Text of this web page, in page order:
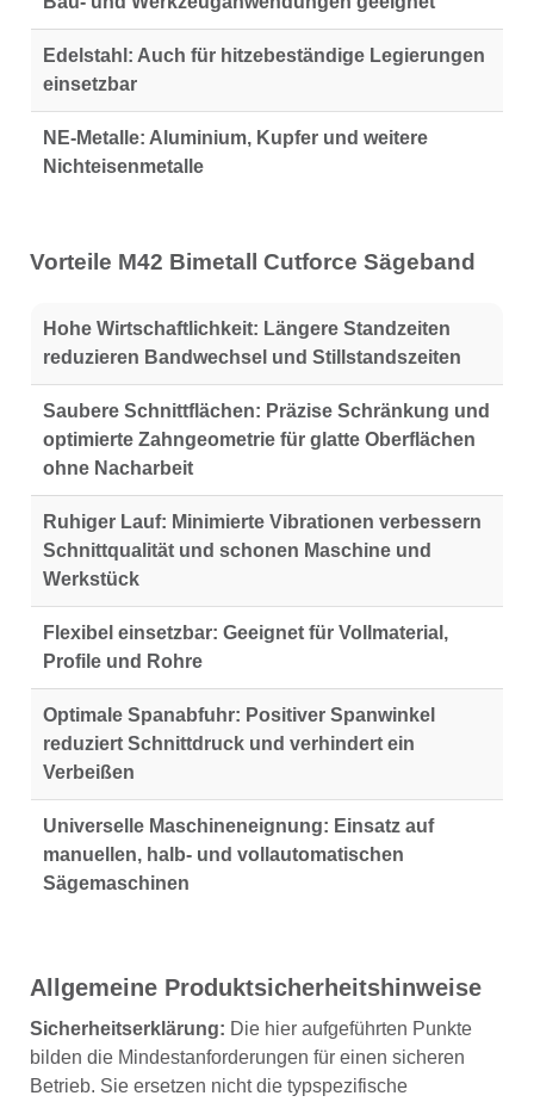
Edelstahl: Auch für hitzebeständige Legierungen
einsetzbar
NE-Metalle: Aluminium, Kupfer und weitere
Nichteisenmetalle
Vorteile M42 Bimetall Cutforce Sägeband
Hohe Wirtschaftlichkeit: Längere Standzeiten
reduzieren Bandwechsel und Stillstandszeiten
Saubere Schnittflächen: Präzise Schränkung und
optimierte Zahngeometrie für glatte Oberflächen
ohne Nacharbeit
Ruhiger Lauf: Minimierte Vibrationen verbessern
Schnittqualität und schonen Maschine und
Werkstück
Flexibel einsetzbar: Geeignet für Vollmaterial,
Profile und Rohre
Optimale Spanabfuhr: Positiver Spanwinkel
reduziert Schnittdruck und verhindert ein
Verbeißen
Universelle Maschineneignung: Einsatz auf
manuellen, halb- und vollautomatischen
Sägemaschinen
Allgemeine Produktsicherheitshinweise
Sicherheitserklärung: Die hier aufgeführten Punkte
bilden die Mindestanforderungen für einen sicheren
Betrieb. Sie ersetzen nicht die typspezifische